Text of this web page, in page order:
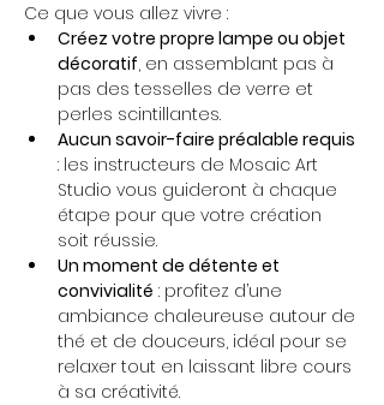
Ce que vous allez vivre :
Créez votre propre lampe ou objet
décoratif, en assemblant pas à
pas des tesselles de verre et
perles scintillantes.
Aucun savoir-faire préalable requis
: les instructeurs de Mosaic Art
Studio vous guideront à chaque
étape pour que votre création
soit réussie.
Un moment de détente et
convivialité : profitez d’une
ambiance chaleureuse autour de
thé et de douceurs, idéal pour se
relaxer tout en laissant libre cours
à sa créativité.